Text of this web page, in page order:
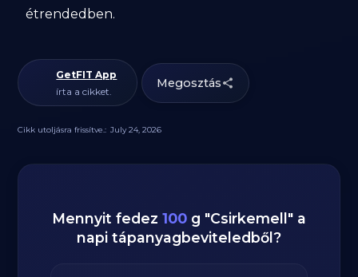
étrendedben.
GetFIT App
írta a cikket.
Megosztás
Cikk utoljásra frissítve.: July 24, 2026
Mennyit fedez 100 g "Csirkemell " a
napi tápanyagbeviteledből?